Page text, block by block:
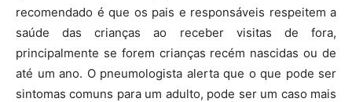
recomendado é que os pais e responsáveis respeitem a
saúde das crianças ao receber visitas de fora,
principalmente se forem crianças recém nascidas ou de
até um ano. O pneumologista alerta que o que pode ser
sintomas comuns para um adulto, pode ser um caso mais